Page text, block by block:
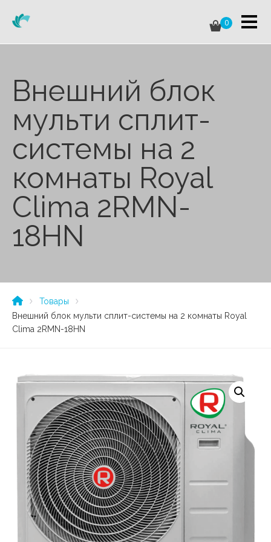
0
Внешний блок
мульти сплит-
системы на 2
комнаты Royal
Clima 2RMN-
18HN
Товары
Внешний блок мульти сплит-системы на 2 комнаты Royal
Clima 2RMN-18HN